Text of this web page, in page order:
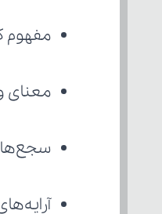
مفهوم
معنای